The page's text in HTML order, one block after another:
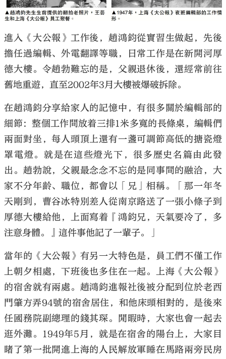
進入《大公報》工作後，趙鴻鈞從實習生做起，先後
擔任過編輯、外電翻譯等職，日常工作是在新開河厚
德大樓。令趙勃難忘的是，父親退休後，還經常前往
舊地重遊，直至2002年3月大樓被爆破拆除。
在趙鴻鈞分享給家人的記憶中，有很多關於編輯部的
細節：整個工作間放着三排1米多寬的長條桌，編輯們
兩面對坐，每人頭頂上還有一盞可調節高低的搪瓷燈
罩電燈。就是在這些燈光下，很多歷史名篇由此發
出。趙勃說，父親最念念不忘的是同事間的融洽，大
家不分年齡、職位，都會以「兄」相稱。「那一年冬
天剛到，曹谷冰特別差人從南京路送了一張小條子到
厚德大樓給他，上面寫着『鴻鈞兄，天氣要冷了，多
注意身體。』這件事他記了一輩子。」
當年的《大公報》有另一大特色是，員工們不僅工作
上朝夕相處，下班後也多住在一起。上海《大公報》
的宿舍就有兩處。趙鴻鈞進報社後被分配到位於老西
門肇方弄94號的宿舍居住，和他床頭相對的，是後來
任國務院副總理的錢其琛。閒暇時，大家也會一起去
逛外灘。1949年5月，就是在宿舍的陽台上，大家目
睹了第一批開進上海的人民解放軍睡在馬路兩旁民房